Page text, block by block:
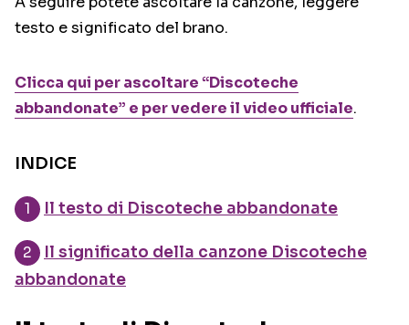
testo e significato del brano.
Clicca qui per ascoltare “Discoteche
abbandonate” e per vedere il video ufficiale.
INDICE
Il testo di Discoteche abbandonate
Il significato della canzone Discoteche
abbandonate